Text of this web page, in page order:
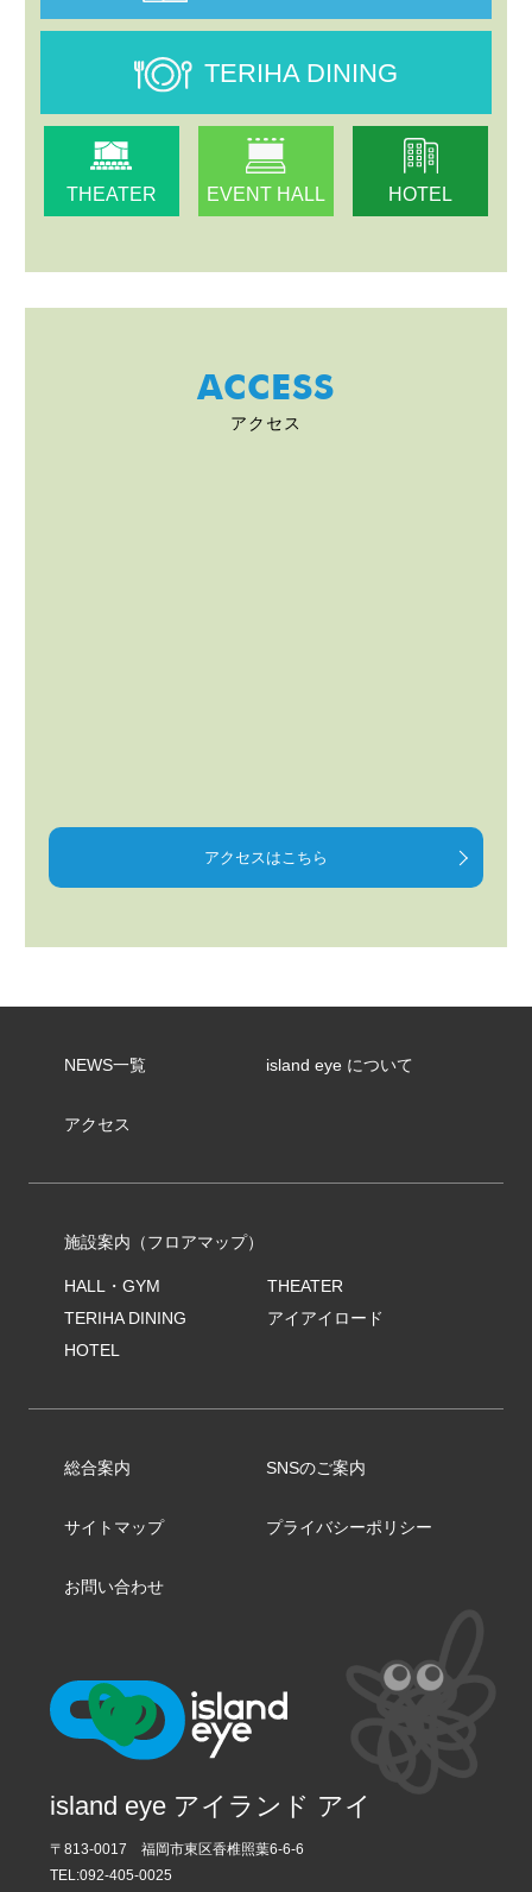
TERIHA DINING
THEATER EVENT HALL HOTEL
ACCESS
アクセス
アクセスはこちら
NEWS一覧 island eye について
アクセス
施設案内（フロアマップ）
HALL・GYM
THEATER
TERIHA DINING
アイアイロード
HOTEL
総合案内 SNSのご案内
サイトマップ プライバシーポリシー
お問い合わせ
island eye アイランド アイ
〒813-0017 福岡市東区香椎照葉6-6-6
TEL:092-405-0025